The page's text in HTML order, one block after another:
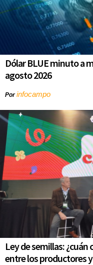
Dólar BLUE minuto a
agosto 2026
Porinfocampo
Ley de semillas:
entre los productores